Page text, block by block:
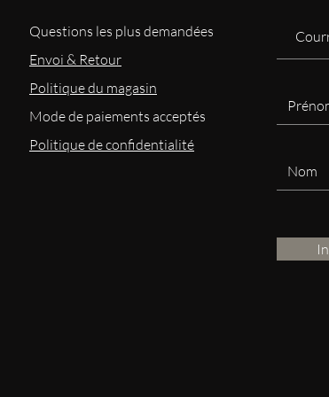
Questions les plus demandées
Envoi & Retour
Politique du magasin
Modede paiements acceptés
Politique de confidentialité